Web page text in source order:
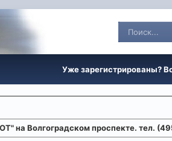
Уже зарегистрированы?
на Волгоградском проспекте. тел.